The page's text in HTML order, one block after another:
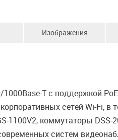
Изображения
T с поддержкой
сетей Wi-Fi, в
1100V2, коммутаторы
систем